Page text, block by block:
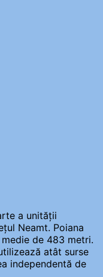
a unității
Neamt. Poiana
de 483 metri.
atât surse
independentă de